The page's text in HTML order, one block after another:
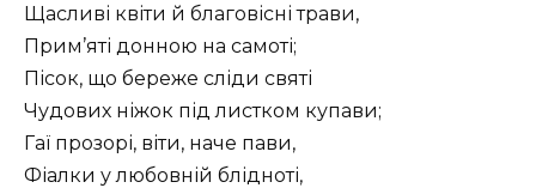
Щасливі квіти й благовісні трави,
Прим’яті донною на самоті;
Пісок, що береже сліди святі
Чудових ніжок під листком купави;
Гаї прозорі, віти, наче пави,
Фіалки у любовній блідноті,